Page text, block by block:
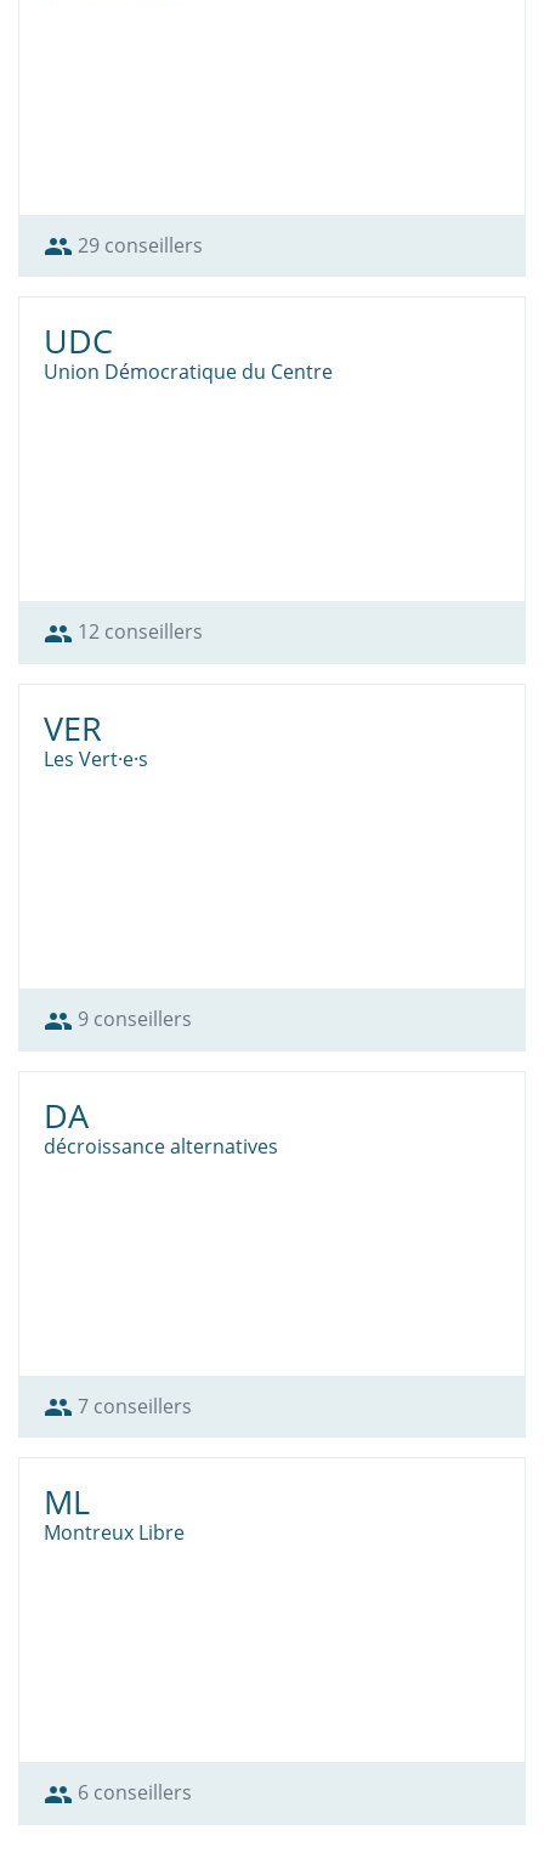
group 29 conseillers
UDC
Union Démocratique du Centre
group 12 conseillers
VER
Les Vert·e·s
group 9 conseillers
DA
décroissance alternatives
group 7 conseillers
ML
Montreux Libre
group 6 conseillers